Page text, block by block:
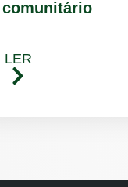
comunitário
LER